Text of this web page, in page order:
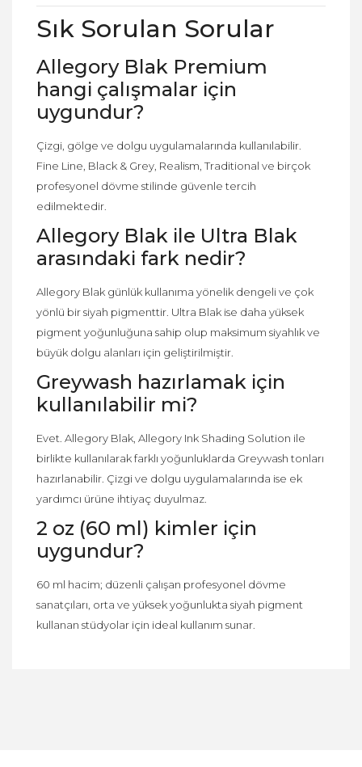
Sık Sorulan Sorular
Allegory Blak Premium
hangi çalışmalar için
uygundur?
Çizgi, gölge ve dolgu uygulamalarında kullanılabilir.
Fine Line, Black & Grey, Realism, Traditional ve birçok
profesyonel dövme stilinde güvenle tercih
edilmektedir.
Allegory Blak ile Ultra Blak
arasındaki fark nedir?
Allegory Blak günlük kullanıma yönelik dengeli ve çok
yönlü bir siyah pigmenttir. Ultra Blak ise daha yüksek
pigment yoğunluğuna sahip olup maksimum siyahlık ve
büyük dolgu alanları için geliştirilmiştir.
Greywash hazırlamak için
kullanılabilir mi?
Evet. Allegory Blak, Allegory Ink Shading Solution ile
birlikte kullanılarak farklı yoğunluklarda Greywash tonları
hazırlanabilir. Çizgi ve dolgu uygulamalarında ise ek
yardımcı ürüne ihtiyaç duyulmaz.
2 oz (60 ml) kimler için
uygundur?
60 ml hacim; düzenli çalışan profesyonel dövme
sanatçıları, orta ve yüksek yoğunlukta siyah pigment
kullanan stüdyolar için ideal kullanım sunar.